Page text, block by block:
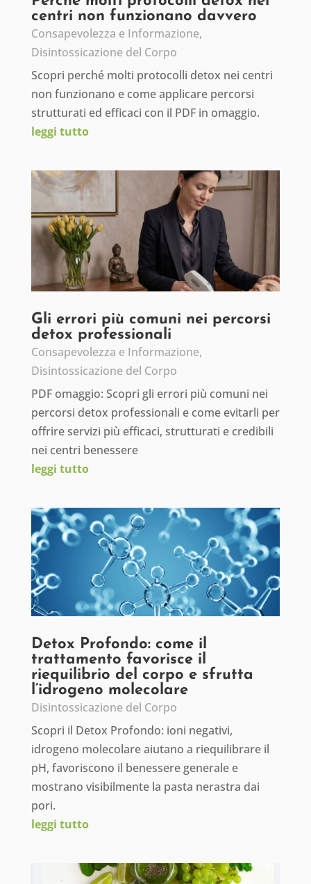
centri non funzionano davvero
Consapevolezza e Informazione,
Disintossicazione del Corpo
Scopri perché molti protocolli detox nei centri
non funzionano e come applicare percorsi
strutturati ed efficaci con il PDF in omaggio.
leggi tutto
Gli errori più comuni nei percorsi
detox professionali
Consapevolezza e Informazione,
Disintossicazione del Corpo
PDF omaggio: Scopri gli errori più comuni nei
percorsi detox professionali e come evitarli per
offrire servizi più efficaci, strutturati e credibili
nei centri benessere
leggi tutto
Detox Profondo: come il
trattamento favorisce il
riequilibrio del corpo e sfrutta
l’idrogeno molecolare
Disintossicazione del Corpo
Scopri il Detox Profondo: ioni negativi,
idrogeno molecolare aiutano a riequilibrare il
pH, favoriscono il benessere generale e
mostrano visibilmente la pasta nerastra dai
pori.
leggi tutto